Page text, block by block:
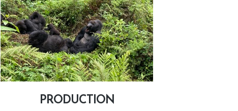
PRODUCTION